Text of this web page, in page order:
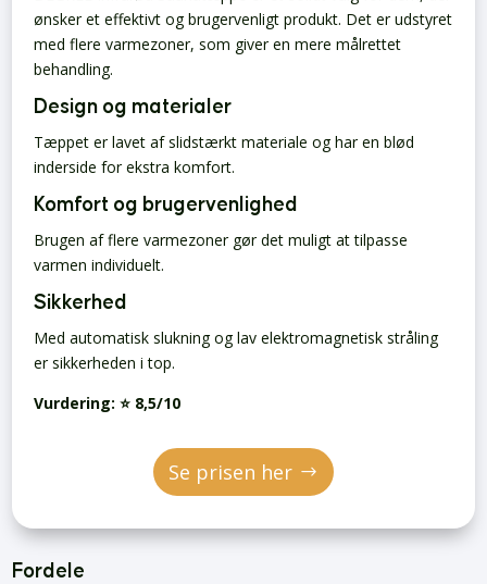
ønsker et effektivt og brugervenligt produkt. Det er udstyret
med flere varmezoner, som giver en mere målrettet
behandling.
Design og materialer
Tæppet er lavet af slidstærkt materiale og har en blød
inderside for ekstra komfort.
Komfort og brugervenlighed
Brugen af flere varmezoner gør det muligt at tilpasse
varmen individuelt.
Sikkerhed
Med automatisk slukning og lav elektromagnetisk stråling
er sikkerheden i top.
Vurdering: ⭐ 8,5/10
Se prisen her
Fordele